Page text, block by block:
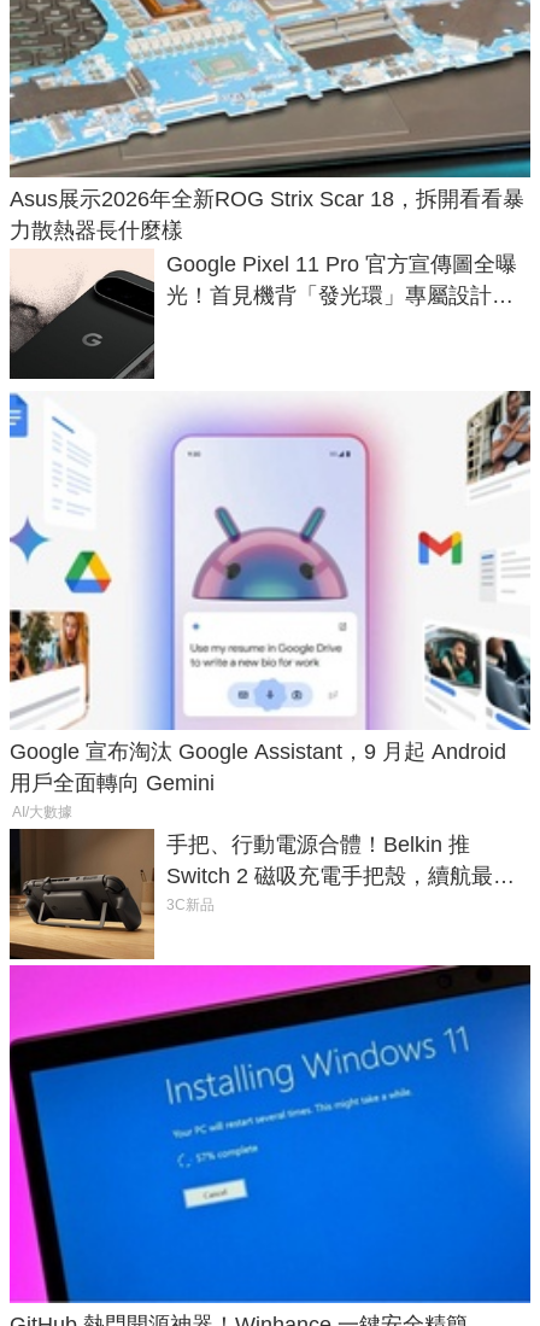
Asus展示2026年全新ROG Strix Scar 18，拆開看看暴
力散熱器長什麼樣
Google Pixel 11 Pro 官方宣傳圖全曝
光！首見機背「發光環」專屬設計、
Google 宣布淘汰 Google Assistant，9 月起 Android
用戶全面轉向 Gemini
AI/大數據
手把、行動電源合體！Belkin 推
Switch 2 磁吸充電手把殼，續航最高
延長 1.5 倍
3C新品